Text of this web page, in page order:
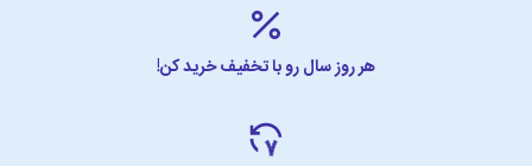
هر روز سال رو با تخفیف خرید کن!